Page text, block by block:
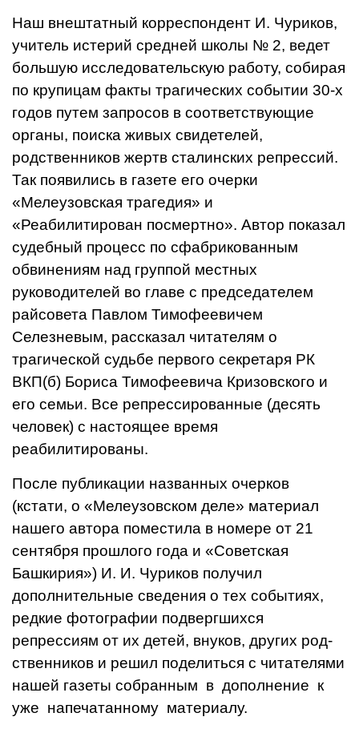
Наш внештатный корреспондент И. Чуриков,
учитель истерий средней школы № 2, ведет
большую исследовательскую работу, собирая
по крупицам факты трагических событии 30-х
годов пу­тем запросов в соответствующие
органы, поиска живых свидетелей,
родственников жертв сталинских репрессий.
Так появились в газете его очерки
«Мелеузовская трагедия» и
«Реабилитирован посмертно». Автор показал
судебный процесс по сфабрикованным
обвинениям над группой местных
руководителей во главе с предсе­дателем
райсовета Павлом Тимофеевичем
Селезневым, расска­зал читателям о
трагической судьбе первого секретаря РК
ВКП(б) Бориса Тимофеевича Кризовского и
его семьи. Все репрессиро­ванные (десять
человек) с настоящее время
реабилитированы.
После публикации названных очерков
(кстати, о «Мелеузовском деле» материал
нашего автора поместила в номере от 21
сентяб­ря прошлого года и «Советская
Башкирия») И. И. Чуриков полу­чил
дополнительные сведения о тех событиях,
редкие фотогра­фии подвергшихся
репрессиям от их детей, внуков, других род­
ственников и решил поделиться с читателями
нашей газеты соб­ранным в дополнение к
уже напечатанному материалу.